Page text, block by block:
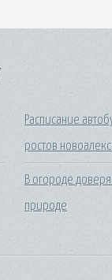
Расписание
ростов
В огороде
природе